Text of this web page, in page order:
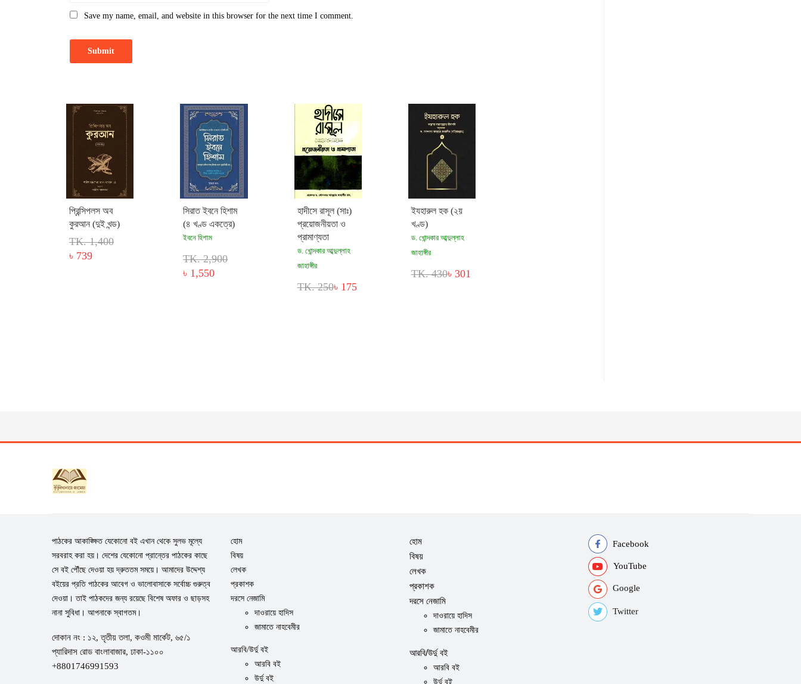
Save my name, email, and website in this browser for the next time I comment.
প্রিন্সিপলস অব
কুরআন (দুই খন্ড)
TK. 1,400
৳ 739
সিরাত ইবনে হিশাম
(৪ খণ্ড একত্রে)
ইবনে হিশাম
TK. 2,900
৳ 1,550
হাদীসে রাসূল (সাঃ)
প্রয়োজনীয়তা ও
প্রামাণ্যতা
ড. খোন্দকার আব্দুল্লাহ
জাহাঙ্গীর
TK. 250৳ 175
ইযহারুল হক (২য়
খণ্ড)
ড. খোন্দকার আব্দুল্লাহ
জাহাঙ্গীর
TK. 430৳ 301
পাঠকের আকাঙ্ক্ষিত যেকোনো বই এখান থেকে সুলভ মূল্যে
সরবরাহ করা হয়। দেশের যেকোনো প্রান্তের পাঠকের কাছে
সে বই পৌঁছে দেওয়া হয় দ্রুততম সময়ে। আমাদের উদ্দেশ্য
বইয়ের প্রতি পাঠকের আবেগ ও ভালোবাসাকে সর্বোচ্চ গুরুত্ব
দেওয়া। তাই পাঠকদের জন্য রয়েছে বিশেষ অফার ও ছাড়সহ
নানা সুবিধা। আপনাকে স্বাগতম।
দোকান নং : ১২, তৃতীয় তলা, কওমী মার্কেট, ৬৫/১
প্যারিদাস রোড বাংলাবাজার, ঢাকা-১১০০
+8801746991593
হোম
বিষয়
লেখক
প্রকাশক
দরসে নেজামি
দাওরায়ে হাদিস
জামাতে নাহবেমীর
আরবি/উর্দু বই
আরবি বই
উর্দু বই
হোম
বিষয়
লেখক
প্রকাশক
দরসে নেজামি
দাওরায়ে হাদিস
জামাতে নাহবেমীর
আরবি/উর্দু বই
আরবি বই
উর্দু বই
Facebook
YouTube
Google
Twitter